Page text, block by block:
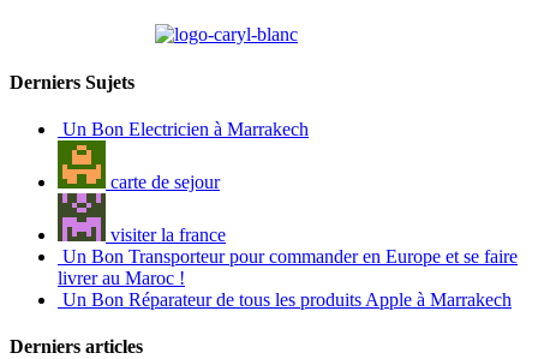
Derniers Sujets
Un Bon Electricien à Marrakech
carte de sejour
visiter la france
Un Bon Transporteur pour commander en Europe et se faire
livrer au Maroc !
Un Bon Réparateur de tous les produits Apple à Marrakech
Derniers articles